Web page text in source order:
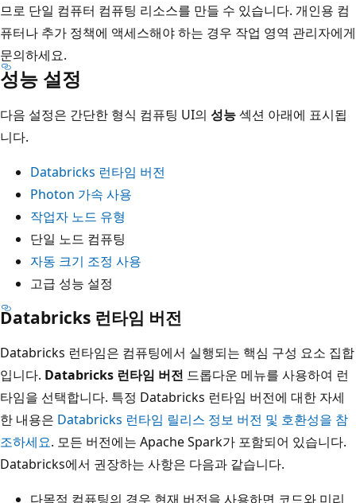
므로 단일 컴퓨터 컴퓨팅 리소스를 만들 수 있습니다. 개인용 컴
퓨터나 추가 정책에 액세스해야 하는 경우 작업 영역 관리자에게
문의하세요.
성능 설정
다음 설정은 간단한 형식 컴퓨팅 UI의 성능섹션 아래에 표시됩
니다.
Databricks 런타임 버전
Photon 가속 사용
작업자 노드 유형
단일 노드 컴퓨팅
자동 크기 조정 사용
고급 성능 설정
Databricks 런타임 버전
Databricks 런타임은 컴퓨팅에서 실행되는 핵심 구성 요소 집합
입니다. Databricks 런타임 버전 드롭다운 메뉴를 사용하여 런
타임을 선택합니다. 특정 Databricks 런타임 버전에 대한 자세
한 내용은 Databricks 런타임 릴리스 정보 버전 및 호환성을 참
조하세요. 모든 버전에는 Apache Spark가 포함되어 있습니다.
Databricks에서 권장하는 사항은 다음과 같습니다.
다목적 컴퓨팅의 경우 현재 버전을 사용하면 코드와 미리